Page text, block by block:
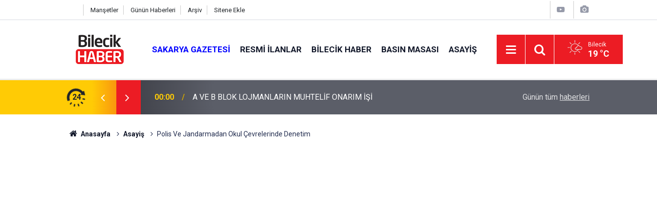
Manşetler Günün Haberleri Arşiv Sitene Ekle
SAKARYA GAZETESI RESMI İLANLAR BILECIK HABER BASIN MASASI ASAYIŞ Bilecik
19 °C
24 00:00 A VE B BLOK LOJMANLARIN MUHTELİF ONARIM İŞİ CHP Genel Başkan Yardımcısı Erbay:
Günün tüm haberleri
Anasayfa Asayiş Polis Ve Jandarmadan Okul Çevrelerinde Denetim